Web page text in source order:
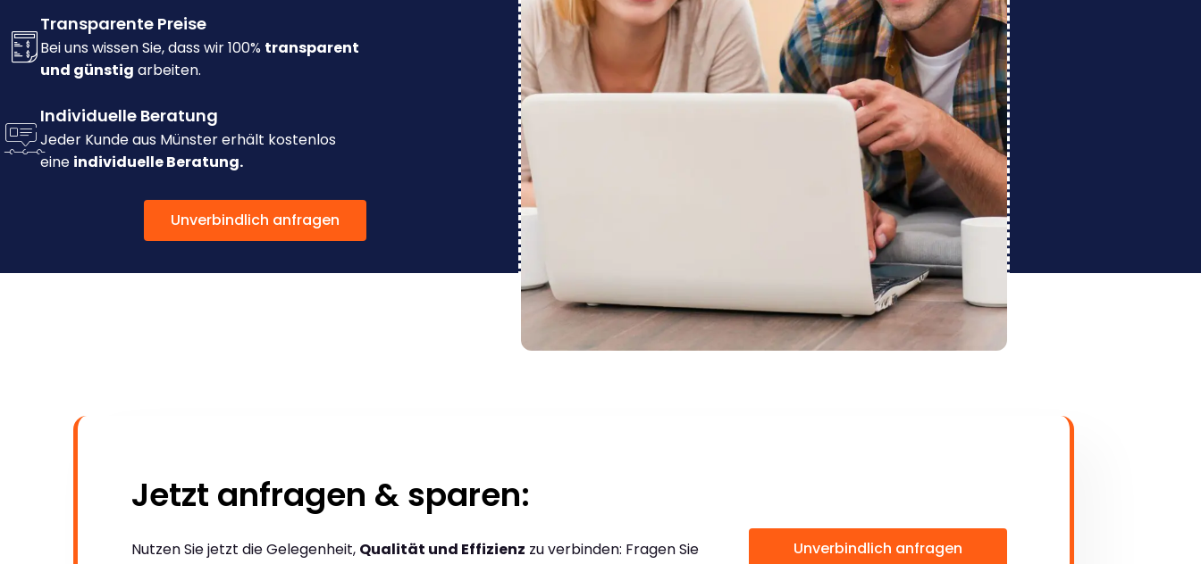
Transparente Preise
Bei uns wissen Sie, dass wir 100% transparent
und günstig arbeiten.
Individuelle Beratung
Jeder Kunde aus Münster erhält kostenlos
eine individuelle Beratung.
Unverbindlich anfragen
Jetzt anfragen & sparen:
Nutzen Sie jetzt die Gelegenheit, Qualität und Effizienz zu verbinden: Fragen Sie
Unverbindlich anfragen